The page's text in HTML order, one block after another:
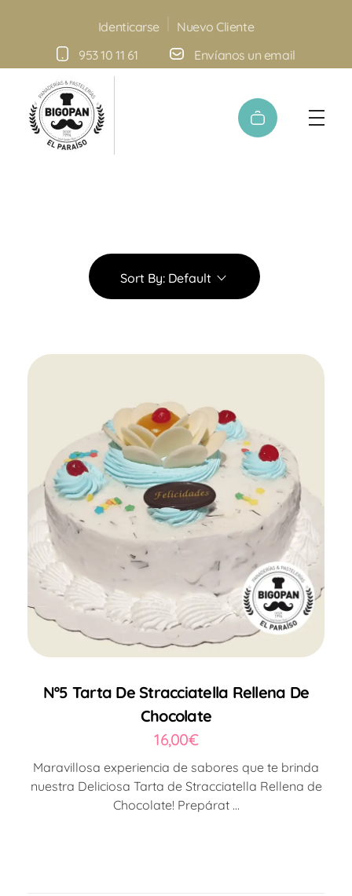
Identicarse
Nuevo Cliente
953 10 11 61
Envíanos un email
Sort By: Default
Nº5 Tarta De Stracciatella Rellena De
Chocolate
16,00€
Maravillosa experiencia de sabores que te brinda
nuestra Deliciosa Tarta de Stracciatella Rellena de
Chocolate! Prepárat ...